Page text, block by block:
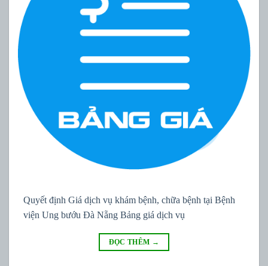
Quyết định Giá dịch vụ khám bệnh, chữa bệnh tại Bệnh
viện Ung bướu Đà Nẵng Bảng giá dịch vụ
ĐỌC THÊM →